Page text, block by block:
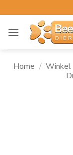
naar
inhoud
Home / Winkel